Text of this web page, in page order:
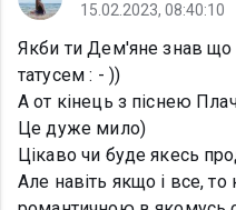
15.02.2023, 08:40:10
Якби ти Дем'яне знав
татусем : - ))
А от кінець з піснею
Це дуже мило)
Цікаво чи буде якесь
Але навіть якщо і все, то